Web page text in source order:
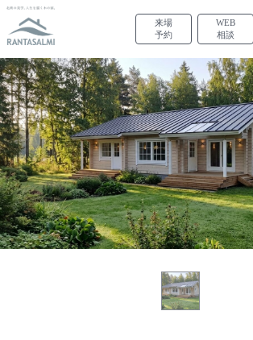
来場
予約
WEB
相談